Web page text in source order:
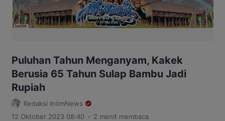
Puluhan Tahun Menganyam, Kakek
Berusia 65 Tahun Sulap Bambu Jadi
Rupiah
Redaksi IntimNews
12 Oktober 2023 08:40 . 2 menit membaca